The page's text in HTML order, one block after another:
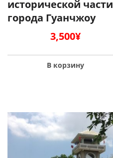
исторической части
города Гуанчжоу
3,500¥
В корзину